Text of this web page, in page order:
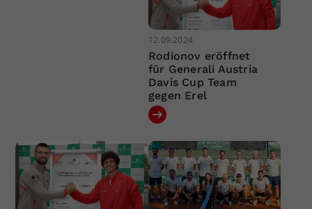
12.09.2024
Rodionov eröffnet
für Generali Austria
Davis Cup Team
gegen Erel